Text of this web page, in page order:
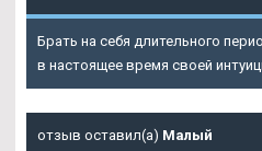
Брать на себя длительного
в настоящее время своей
отзыв оставил(а) Малый